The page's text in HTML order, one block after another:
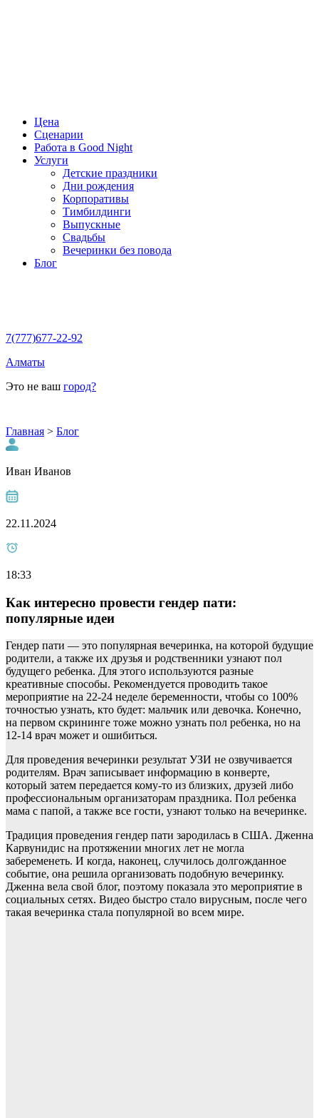
Цена
Сценарии
Работа в Good Night
Услуги
Детские праздники
Дни рождения
Корпоративы
Тимбилдинги
Выпускные
Свадьбы
Вечеринки без повода
Блог
7(777)677-22-92
Алматы
Это не ваш город?
Главная > Блог
Иван Иванов
22.11.2024
18:33
Как интересно провести гендер пати:
популярные идеи
Гендер пати — это популярная вечеринка, на которой будущие
родители, а также их друзья и родственники узнают пол
будущего ребенка. Для этого используются разные
креативные способы. Рекомендуется проводить такое
мероприятие на 22-24 неделе беременности, чтобы со 100%
точностью узнать, кто будет: мальчик или девочка. Конечно,
на первом скрининге тоже можно узнать пол ребенка, но на
12-14 врач может и ошибиться.
Для проведения вечеринки результат УЗИ не озвучивается
родителям. Врач записывает информацию в конверте,
который затем передается кому-то из близких, друзей либо
профессиональным организаторам праздника. Пол ребенка
мама с папой, а также все гости, узнают только на вечеринке.
Традиция проведения гендер пати зародилась в США. Дженна
Карвунидис на протяжении многих лет не могла
забеременеть. И когда, наконец, случилось долгожданное
событие, она решила организовать подобную вечеринку.
Дженна вела свой блог, поэтому показала это мероприятие в
социальных сетях. Видео быстро стало вирусным, после чего
такая вечеринка стала популярной во всем мире.